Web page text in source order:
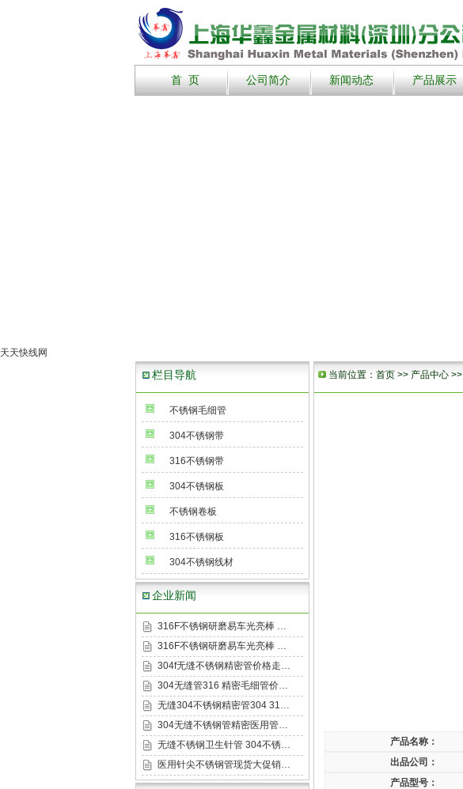
首 页 公司简介 新闻动态 产品展示
天天快线网
栏目导航
不锈钢毛细管
304不锈钢带
316不锈钢带
304不锈钢板
不锈钢卷板
316不锈钢板
304不锈钢线材
企业新闻
316F不锈钢研磨易车光亮棒 …
316F不锈钢研磨易车光亮棒 …
304f无缝不锈钢精密管价格走…
304无缝管316 精密毛细管价…
无缝304不锈钢精密管304 31…
304无缝不锈钢管精密医用管…
无缝不锈钢卫生针管 304不锈…
医用针尖不锈钢管现货大促销…
当前位置： 首页 >> 产品中心 >>
产品名称：
出品公司：
产品型号：